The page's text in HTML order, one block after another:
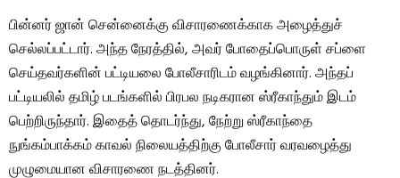
பின்னர் ஜான் சென்னைக்கு விசாரணைக்காக அழைத்துச்
செல்லப்பட்டார். அந்த நேரத்தில், அவர் போதைப்பொருள் சப்ளை
செய்தவர்களின் பட்டியலை போலீசாரிடம் வழங்கினார். அந்தப்
பட்டியலில் தமிழ் படங்களில் பிரபல நடிகரான ஸ்ரீகாந்தும் இடம்
பெற்றிருந்தார். இதைத் தொடர்ந்து, நேற்று ஸ்ரீகாந்தை
நுங்கம்பாக்கம் காவல் நிலையத்திற்கு போலீசார் வரவழைத்து
முழுமையான விசாரணை நடத்தினர்.